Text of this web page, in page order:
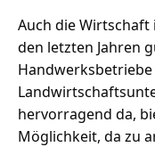
Auch die
den letzten Jahren
hervorragend da,
Möglichkeit, da zu